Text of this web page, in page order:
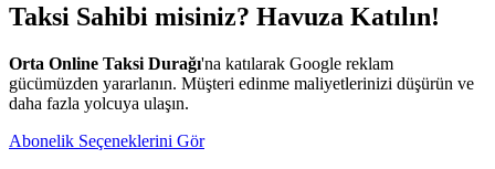
Taksi Sahibi misiniz? Havuza Katılın!
Orta Online Taksi Durağı'na katılarak Google reklam
gücümüzden yararlanın. Müşteri edinme maliyetlerinizi düşürün ve
daha fazla yolcuya ulaşın.
Abonelik Seçeneklerini Gör